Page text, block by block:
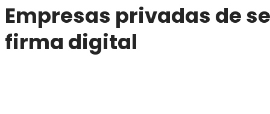
Empresas privadas de
firma digital